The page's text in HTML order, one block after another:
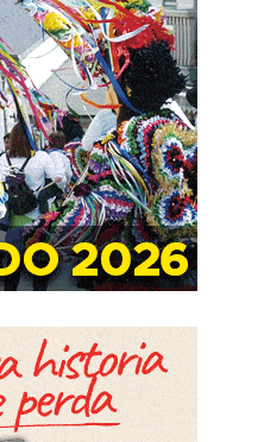
r
: